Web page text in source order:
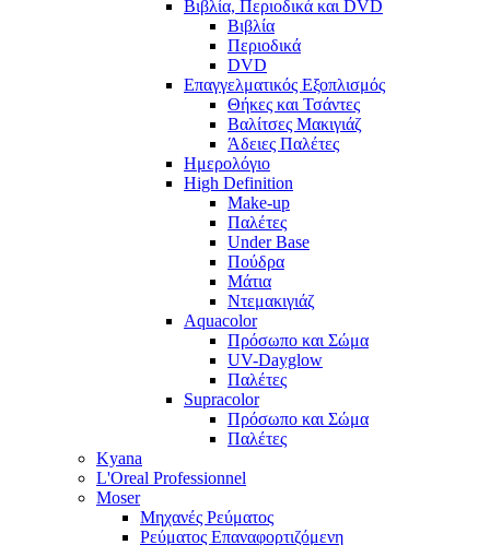
Βιβλία, Περιοδικά και DVD
Βιβλία
Περιοδικά
DVD
Επαγγελματικός Εξοπλισμός
Θήκες και Τσάντες
Βαλίτσες Μακιγιάζ
Άδειες Παλέτες
Ημερολόγιο
High Definition
Make-up
Παλέτες
Under Base
Πούδρα
Μάτια
Ντεμακιγιάζ
Aquacolor
Πρόσωπο και Σώμα
UV-Dayglow
Παλέτες
Supracolor
Πρόσωπο και Σώμα
Παλέτες
Kyana
L'Oreal Professionnel
Moser
Μηχανές Ρεύματος
Ρεύματος Επαναφορτιζόμενη